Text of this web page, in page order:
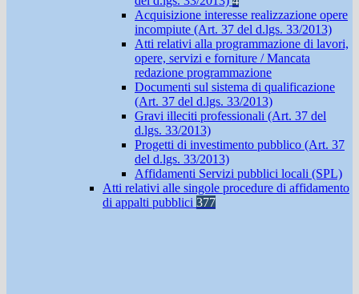
Acquisizione interesse realizzazione opere
incompiute (Art. 37 del d.lgs. 33/2013)
Atti relativi alla programmazione di lavori,
opere, servizi e forniture / Mancata
redazione programmazione
Documenti sul sistema di qualificazione
(Art. 37 del d.lgs. 33/2013)
Gravi illeciti professionali (Art. 37 del
d.lgs. 33/2013)
Progetti di investimento pubblico (Art. 37
del d.lgs. 33/2013)
Affidamenti Servizi pubblici locali (SPL)
Atti relativi alle singole procedure di affidamento
di appalti pubblici 377